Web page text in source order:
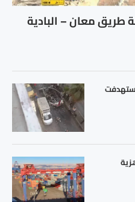
طريق معان – البادية